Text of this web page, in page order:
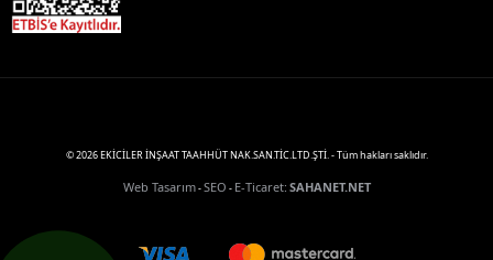
© 2026 EKİCİLER İNŞAAT TAAHHÜT NAK.SAN.TİC.LTD.ŞTİ. - Tüm hakları saklıdır.
Web Tasarım-SEO - E-Ticaret: SAHANET.NET